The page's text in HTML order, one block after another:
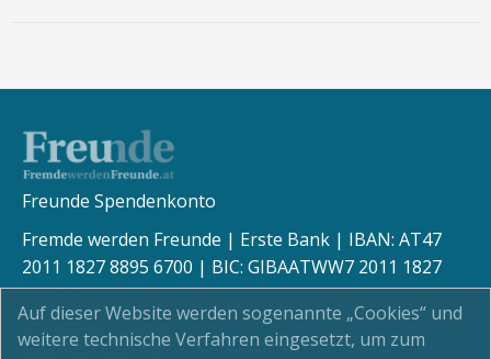
Freunde Spendenkonto
Fremde werden Freunde | Erste Bank | IBAN: AT47
2011 1827 8895 6700 | BIC: GIBAATWW7 2011 1827
8895 6700
Auf dieser Website werden sogenannte „Cookies“ und
weitere technische Verfahren eingesetzt, um zum